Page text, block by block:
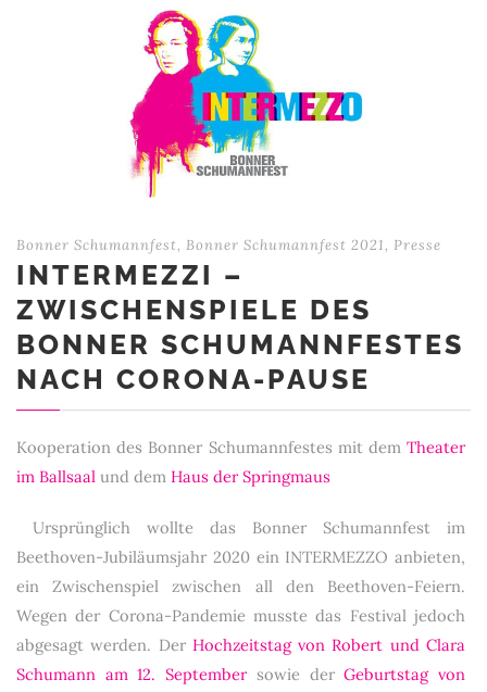
Bonner Schumannfest, Bonner Schumannfest 2021, Presse
INTERMEZZI –
ZWISCHENSPIELE DES
BONNER SCHUMANNFESTES
NACH CORONA-PAUSE
Kooperation des Bonner Schumannfestes mit demTheater
im Ballsaal und dem Haus der Springmaus
Ursprünglich wollte das Bonner Schumannfest im
Beethoven-Jubiläumsjahr 2020 ein INTERMEZZO anbieten,
ein Zwischenspiel zwischen all den Beethoven-Feiern.
Wegen der Corona-Pandemie musste das Festival jedoch
abgesagt werden. Der Hochzeitstag von Robert und Clara
Schumann am 12. Septembersowie derGeburtstag von